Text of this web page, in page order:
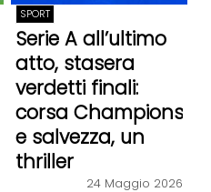
SPORT
Serie A all’ultimo
atto, stasera
verdetti finali:
corsa Champions
e salvezza, un
thriller
24 Maggio 2026